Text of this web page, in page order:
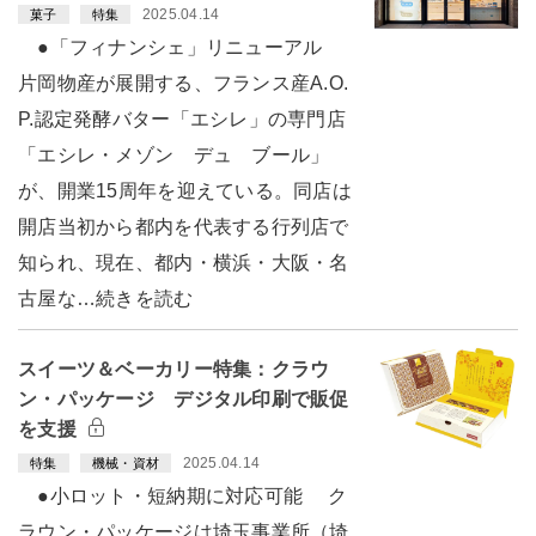
菓子 特集 2025.04.14
●「フィナンシェ」リニューアル
片岡物産が展開する、フランス産A.O.
P.認定発酵バター「エシレ」の専門店
「エシレ・メゾン デュ ブール」
が、開業15周年を迎えている。同店は
開店当初から都内を代表する行列店で
知られ、現在、都内・横浜・大阪・名
古屋な…続きを読む
スイーツ＆ベーカリー特集：クラウ
ン・パッケージ デジタル印刷で販促
を支援
特集 機械・資材 2025.04.14
●小ロット・短納期に対応可能 ク
ラウン・パッケージは埼玉事業所（埼